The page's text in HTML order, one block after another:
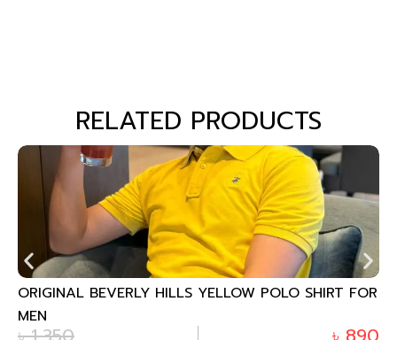
RELATED PRODUCTS
ORIGINAL BEVERLY HILLS YELLOW POLO SHIRT FOR
MEN